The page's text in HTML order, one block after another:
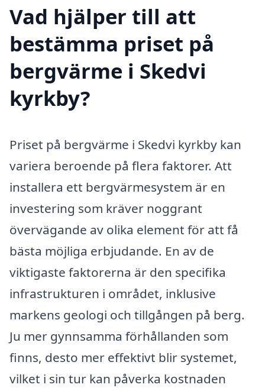
Vad hjälper till att
bestämma priset på
bergvärme i Skedvi
kyrkby?
Priset på bergvärme i Skedvi kyrkby kan
variera beroende på flera faktorer. Att
installera ett bergvärmesystem är en
investering som kräver noggrant
övervägande av olika element för att få
bästa möjliga erbjudande. En av de
viktigaste faktorerna är den specifika
infrastrukturen i området, inklusive
markens geologi och tillgången på berg.
Ju mer gynnsamma förhållanden som
finns, desto mer effektivt blir systemet,
vilket i sin tur kan påverka kostnaden